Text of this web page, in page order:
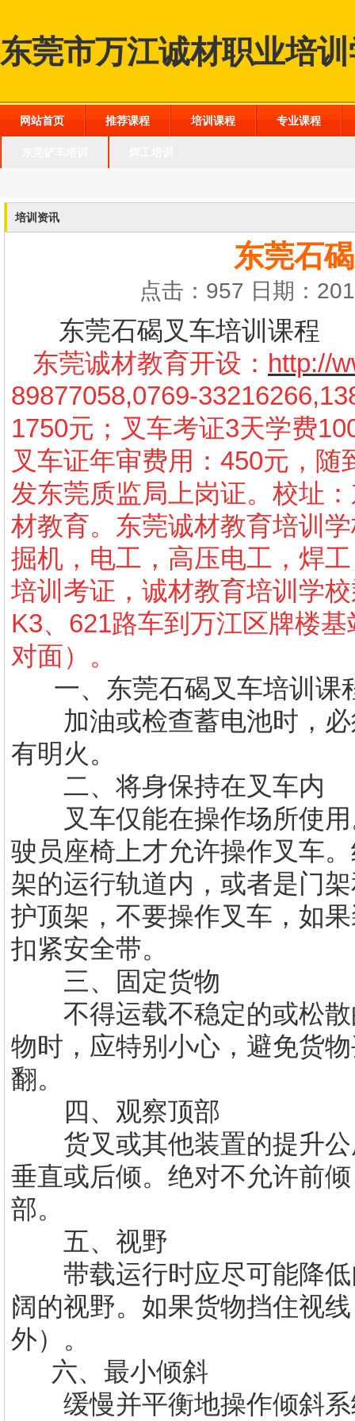
东莞市万江诚材职业培
网站首页 推荐课程 培训课程 专业课程
培训资讯
东莞石
点击：957 日期：
东莞石碣叉车培训课程
东莞诚材教育开设： http://
89877058,0769-
1750元；叉车考证3天学费
叉车证年审费用：450元，
发东莞质监局上岗证。校址
材教育。东莞诚材教育培训
掘机，电工，高压电工，焊
培训考证，诚材教育培训学
K3、621路车到万江区牌楼
对面）。
一、 东莞石碣叉车培训课
加油或检查蓄电池时，必
有明火。
二、将身保持在叉车内
叉车仅能在操作场所使用
驶员座椅上才允许操作叉车
架的运行轨道内，或者是门
护顶架，不要操作叉车，如
扣紧安全带。
三、固定货物
不得运载不稳定的或松散
物时，应特别小心，避免货
翻。
四、观察顶部
货叉或其他装置的提升公
垂直或后倾。绝对不允许前
部。
五、视野
带载运行时应尽可能降低
阔的视野。如果货物挡住视
外）。
六、最小倾斜
缓慢并平衡地操作倾斜系